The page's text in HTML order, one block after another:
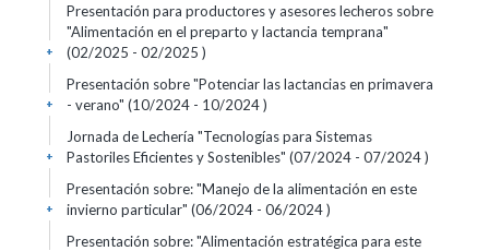
Presentación para productores y asesores lecheros sobre
"Alimentación en el preparto y lactancia temprana"
(02/2025 - 02/2025 )
+
Presentación sobre "Potenciar las lactancias en primavera
- verano" (10/2024 - 10/2024 )
+
Jornada de Lechería "Tecnologías para Sistemas
Pastoriles Eficientes y Sostenibles" (07/2024 - 07/2024 )
+
Presentación sobre: "Manejo de la alimentación en este
invierno particular" (06/2024 - 06/2024 )
+
Presentación sobre: "Alimentación estratégica para este